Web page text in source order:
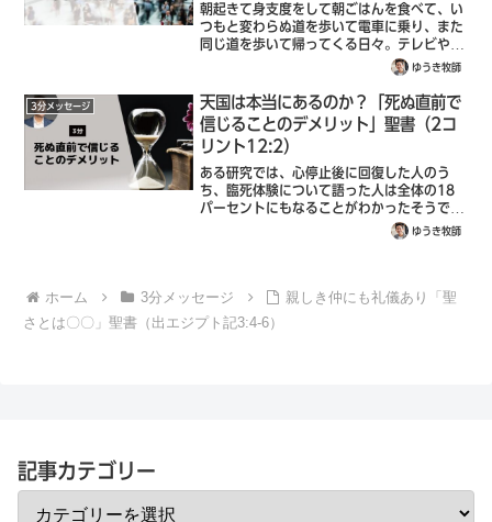
朝起きて身支度をして朝ごはんを食べて、い
つもと変わらぬ道を歩いて電車に乗り、また
同じ道を歩いて帰ってくる日々。テレビやゲ
ームやSNSなど、なんとなく過ごしているう
ちに1日があっという間に終わり、また明日
から同じことの繰り返し。しかし、忙しい...
ゆうき牧師
3分メッセージ
天国は本当にあるのか？「死ぬ直前で
信じることのデメリット」聖書（2コ
リント12:2）
ある研究では、心停止後に回復した人のう
ち、臨死体験について語った人は全体の18
パーセントにもなることがわかったそうで
す。彼らの見たものの共通点は、穏やかな気
分、幽体離脱体験、暗い空間やすき間を通り
ゆうき牧師
ホーム 3分メッセージ
親しき仲にも礼儀あり「聖
さとは〇〇」聖書（出エジプト記3:4-6）
記事カテゴリー